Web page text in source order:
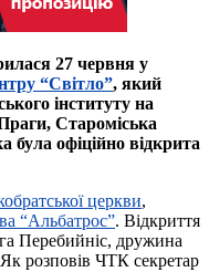
27 червня у
“Світло”, який
інституту на
Староміська
була офіційно відкрита
церкви,
“Альбатрос”. Відкриття
Перебийніс, дружина
розповів ЧТК секретар